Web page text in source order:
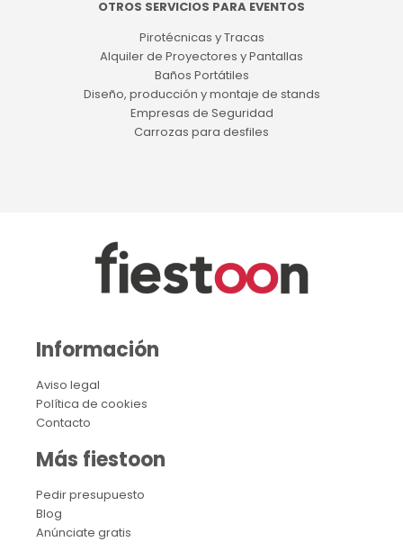
OTROS SERVICIOS PARA EVENTOS
Pirotécnicas y Tracas
Alquiler de Proyectores y Pantallas
Baños Portátiles
Diseño, producción y montaje de stands
Empresas de Seguridad
Carrozas para desfiles
Información
Aviso legal
Política de cookies
Contacto
Más fiestoon
Pedir presupuesto
Blog
Anúnciate gratis